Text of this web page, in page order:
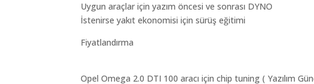
Uygun araçlar için yazım öncesi ve sonrası DYNO
İstenirse yakıt ekonomisi için sürüş eğitimi
Fiyatlandırma
Opel Omega 2.0 DTI 100 aracı için chip tuning ( Yazılım